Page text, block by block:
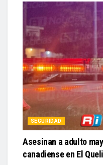
SEGURIDAD
Asesinan a adulto
canadiense en El